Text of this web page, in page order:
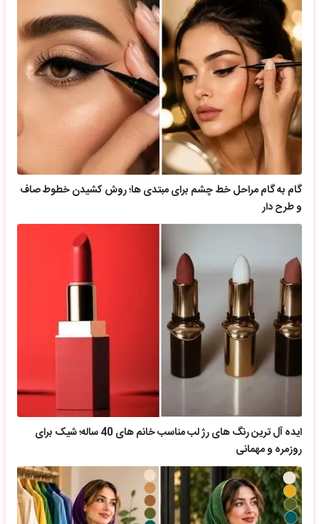
گام به گام مراحل خط چشم برای مبتدی ها؛ روش کشیدن خطوط صاف
و طرح دار
ایده آل ترین رنگ های رژ لب مناسب خانم های 40 ساله؛ شیک برای
روزمره و مهمانی